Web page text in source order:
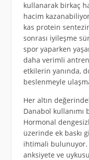
kullanarak birkaç
hacim
kas protein
sonrası iyileşme
spor yaparken
daha verimli
etkilerin yanında,
beslenmeyle
Her altın
Danabol kullanımı
Hormonal
üzerinde ek baskı
ihtimali bulunuyor.
anksiyete ve